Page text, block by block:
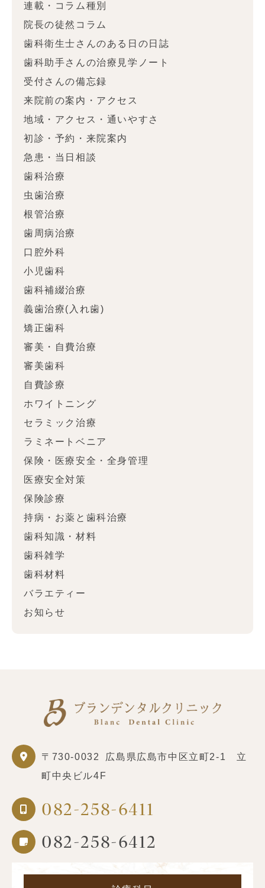
連載・コラム種別
院長の徒然コラム
歯科衛生士さんのある日の日誌
歯科助手さんの治療見学ノート
受付さんの備忘録
来院前の案内・アクセス
地域・アクセス・通いやすさ
初診・予約・来院案内
急患・当日相談
歯科治療
虫歯治療
根管治療
歯周病治療
口腔外科
小児歯科
歯科補綴治療
義歯治療(入れ歯)
矯正歯科
審美・自費治療
審美歯科
自費診療
ホワイトニング
セラミック治療
ラミネートベニア
保険・医療安全・全身管理
医療安全対策
保険診療
持病・お薬と歯科治療
歯科知識・材料
歯科雑学
歯科材料
バラエティー
お知らせ
〒730-0032
広島県広島市中区立町2-1 立
町中央ビル4F
082-258-6411
082-258-6412